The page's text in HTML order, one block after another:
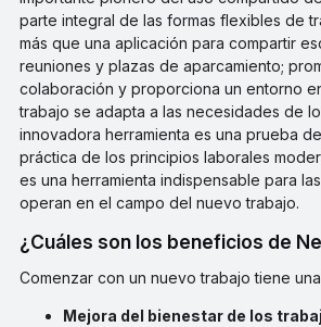
parte integral de las formas flexibles de
más que una aplicación para compartir
reuniones y plazas de aparcamiento;
colaboración y proporciona un entorno
trabajo se adapta a las necesidades de
innovadora herramienta es una prueba
práctica de los principios laborales
es una herramienta indispensable para
operan en el campo del nuevo trabajo.
¿Cuáles son los beneficios de
Comenzar con un nuevo trabajo tiene
Mejora del bienestar de los